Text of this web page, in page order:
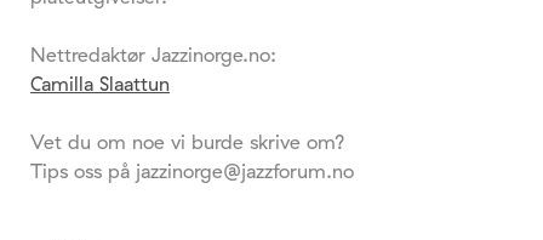
Nettredaktør Jazzinorge.no:
Camilla Slaattun
Vet du om noe vi burde skrive om?
Tips oss på jazzinorge@jazzforum.no